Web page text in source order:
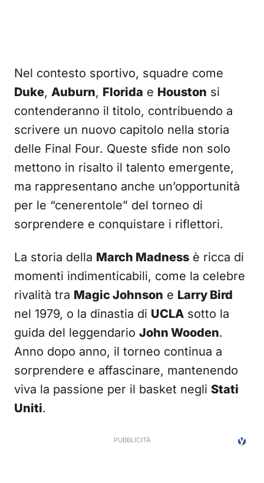
Nel contesto sportivo, squadre come
Duke, Auburn, Florida e Houston si
contenderanno il titolo, contribuendo a
scrivere un nuovo capitolo nella storia
delle Final Four. Queste sfide non solo
mettono in risalto il talento emergente,
ma rappresentano anche un’opportunità
per le “cenerentole” del torneo di
sorprendere e conquistare i riflettori.
La storia della March Madness è ricca di
momenti indimenticabili, come la celebre
rivalità tra Magic Johnson e Larry Bird
nel 1979, o la dinastia di UCLA sotto la
guida del leggendario John Wooden.
Anno dopo anno, il torneo continua a
sorprendere e affascinare, mantenendo
viva la passione per il basket negli Stati
Uniti.